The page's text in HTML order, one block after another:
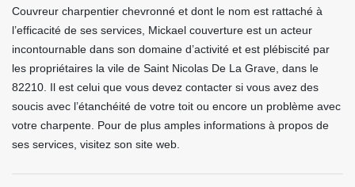
Couvreur charpentier chevronné et dont le nom est rattaché à
l’efficacité de ses services, Mickael couverture est un acteur
incontournable dans son domaine d’activité et est plébiscité par
les propriétaires la vile de Saint Nicolas De La Grave, dans le
82210. Il est celui que vous devez contacter si vous avez des
soucis avec l’étanchéité de votre toit ou encore un problème avec
votre charpente. Pour de plus amples informations à propos de
ses services, visitez son site web.